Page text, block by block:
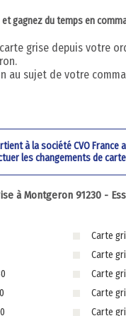
et gagnez du temps en
grise depuis votre
au sujet de votre
à la société CVO France
les changements de
à Montgeron 91230 -
Carte
Carte
Carte
Carte
Carte